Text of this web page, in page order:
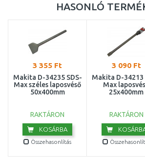
HASONLÓ
3 355 Ft
Makita D-34235 SDS-
Max széles laposvéső
50x400mm
RAKTÁRON
KOSÁRBA
Összehasonlítás
3 090 Ft
Makita D-34213
Max
25x400mm
RAKTÁRON